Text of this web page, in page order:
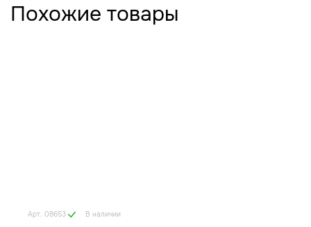
Похожие товары
Арт. 08653 В наличии